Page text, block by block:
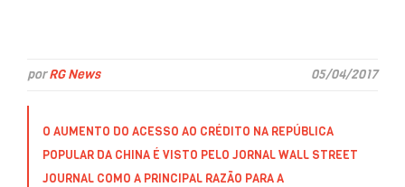
porRG News 05/04/2017
O AUMENTO DO ACESSO AO CRÉDITO NA REPÚBLICA
POPULAR DA CHINA É VISTO PELO JORNAL WALL STREET
JOURNAL COMO A PRINCIPAL RAZÃO PARA A